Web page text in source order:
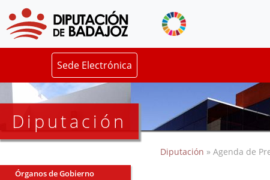
Sede Electrónica
Diputación
Órganos de Gobierno
Diputación » Agenda de